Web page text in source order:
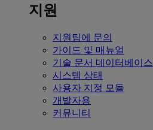
지원
지원팀에 문의
가이드 및 매뉴얼
기술 문서 데이터베이스
시스템 상태
사용자 지정 모듈
개발자용
커뮤니티